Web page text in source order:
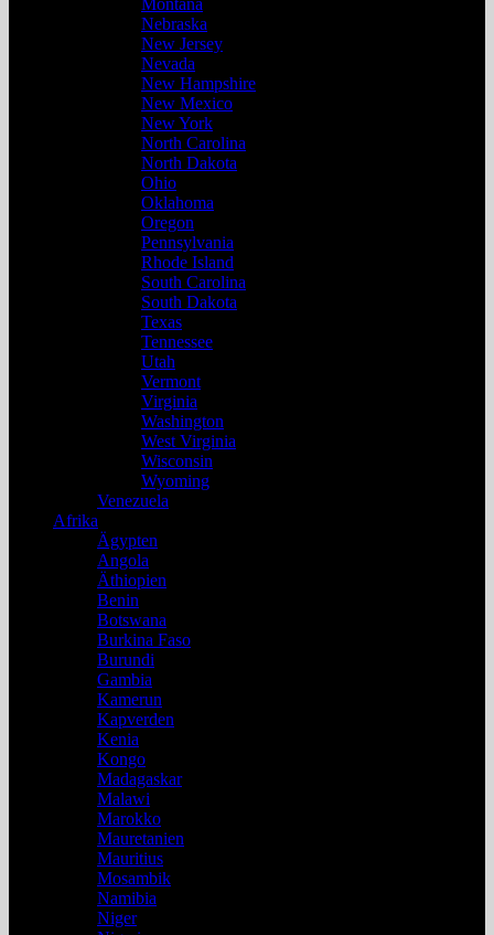
Montana
Nebraska
New Jersey
Nevada
New Hampshire
New Mexico
New York
North Carolina
North Dakota
Ohio
Oklahoma
Oregon
Pennsylvania
Rhode Island
South Carolina
South Dakota
Texas
Tennessee
Utah
Vermont
Virginia
Washington
West Virginia
Wisconsin
Wyoming
Venezuela
Afrika
Ägypten
Angola
Äthiopien
Benin
Botswana
Burkina Faso
Burundi
Gambia
Kamerun
Kapverden
Kenia
Kongo
Madagaskar
Malawi
Marokko
Mauretanien
Mauritius
Mosambik
Namibia
Niger